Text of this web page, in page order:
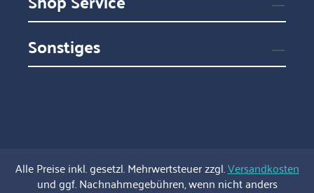
Sonstiges
Alle Preise inkl. gesetzl. Mehrwertsteuer zzgl.Versandkosten
und ggf. Nachnahmegebühren, wenn nicht anders